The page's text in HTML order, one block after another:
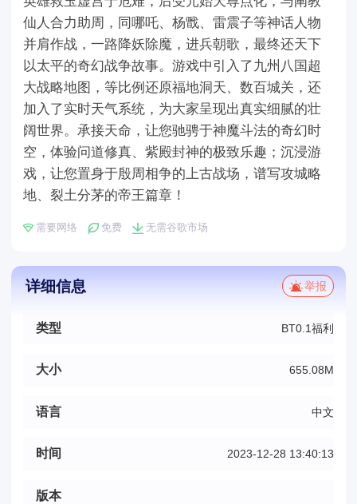
仙人合力助周，同哪吒、杨戬、雷震子等神话人物
并肩作战，一路降妖除魔，进兵朝歌，最终还天下
以太平的奇幻战争故事。游戏中引入了九州八国超
大战略地图，等比例还原福地洞天、数百城关，还
加入了实时天气系统，为大家呈现出真实细腻的壮
阔世界。承接天命，让您驰骋于神魔斗法的奇幻时
空，体验问道修真、紫殿封神的极致乐趣；沉浸游
戏，让您置身于殷周相争的上古战场，谱写攻城略
地、裂土分茅的帝王篇章！
需要网络 免费 无需谷歌市场
详细信息 举报
类型 BT0.1福利
大小 655.08M
语言 中文
时间 2023-12-28 13:40:13
版本